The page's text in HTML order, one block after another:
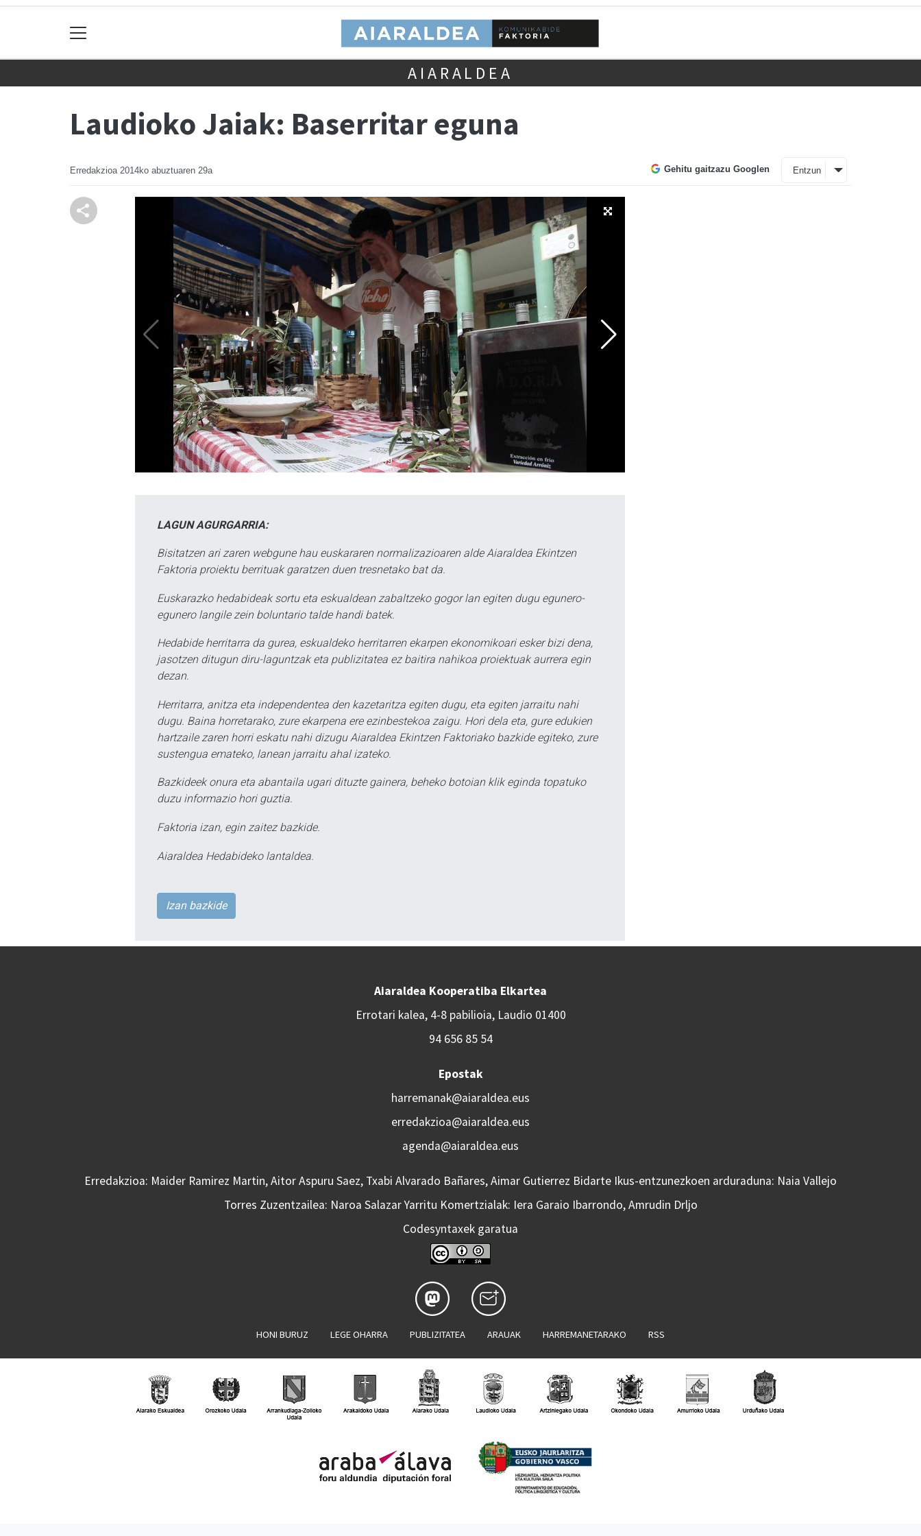
AIARALDEA
Laudioko Jaiak: Baserritar eguna
Erredakzioa 2014ko abuztuaren 29a Gehitu gaitzazu Googlen Entzun
LAGUN AGURGARRIA:
Bisitatzen ari zaren webgune hau euskararen normalizazioaren alde Aiaraldea Ekintzen
Faktoria proiektu berrituak garatzen duen tresnetako bat da.
Euskarazko hedabideak sortu eta eskualdean zabaltzeko gogor lan egiten dugu egunero-
egunero langile zein boluntario talde handi batek.
Hedabide herritarra da gurea, eskualdeko herritarren ekarpen ekonomikoari esker bizi dena,
jasotzen ditugun diru-laguntzak eta publizitatea ez baitira nahikoa proiektuak aurrera egin
dezan.
Herritarra, anitza eta independentea den kazetaritza egiten dugu, eta egiten jarraitu nahi
dugu. Baina horretarako, zure ekarpena ere ezinbestekoa zaigu. Hori dela eta, gure edukien
hartzaile zaren horri eskatu nahi dizugu Aiaraldea Ekintzen Faktoriako bazkide egiteko, zure
sustengua emateko, lanean jarraitu ahal izateko.
Bazkideek onura eta abantaila ugari dituzte gainera, beheko botoian klik eginda topatuko
duzu informazio hori guztia.
Faktoria izan, egin zaitez bazkide.
Aiaraldea Hedabideko lantaldea.
Izan bazkide
Aiaraldea Kooperatiba Elkartea
Errotari kalea, 4-8 pabilioia, Laudio 01400
94 656 85 54
Epostak
harremanak@aiaraldea.eus
erredakzioa@aiaraldea.eus
agenda@aiaraldea.eus
Erredakzioa: Maider Ramirez Martin, Aitor Aspuru Saez, Txabi Alvarado Bañares, Aimar Gutierrez Bidarte Ikus-entzunezkoen arduraduna: Naia Vallejo
Torres Zuzentzailea: Naroa Salazar Yarritu Komertzialak: Iera Garaio Ibarrondo, Amrudin Drljo
Codesyntaxek garatua
HONI BURUZ LEGE OHARRA PUBLIZITATEA ARAUAK HARREMANETARAKO RSS